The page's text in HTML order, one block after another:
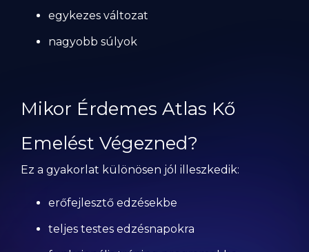
egykezes változat
nagyobb súlyok
Mikor Érdemes Atlas Kő
Emelést Végezned?
Ez a gyakorlat különösen jól illeszkedik:
erőfejlesztő edzésekbe
teljes testes edzésnapokra